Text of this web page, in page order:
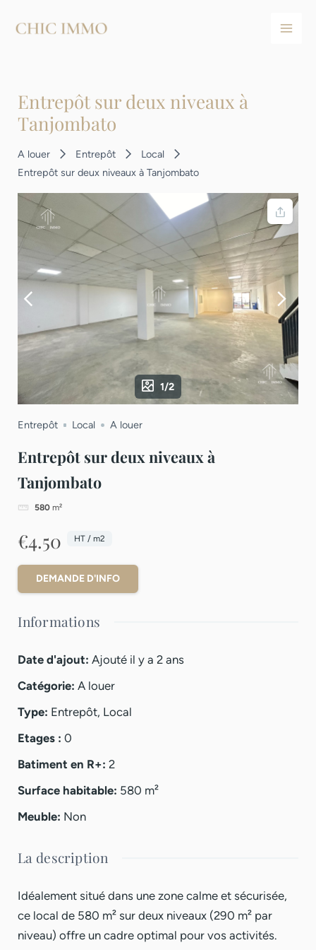
Entrepôt sur deux niveaux à
Tanjombato
A louer Entrepôt
Local
Entrepôt sur deux niveaux à Tanjombato
1/2
Entrepôt Local A louer
Entrepôt sur deux niveaux à
Tanjombato
580 m²
€4.50 HT / m2
DEMANDE D'INFO
Informations
Date d'ajout: Ajouté il y a 2 ans
Catégorie: A louer
Type: Entrepôt, Local
Etages : 0
Batiment en R+: 2
Surface habitable: 580 m²
Meuble: Non
La description
Idéalement situé dans une zone calme et sécurisée,
ce local de 580 m² sur deux niveaux (290 m² par
niveau) offre un cadre optimal pour vos activités.
des